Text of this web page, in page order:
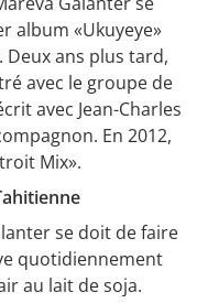
album «Ukuyeye»
Deux ans plus tard,
avec le groupe de
avec Jean-Charles
En 2012,
Mix».
se doit de faire
quotidiennement
au lait de soja.